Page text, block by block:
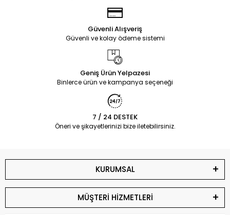
Güvenli Alışveriş
Güvenli ve kolay ödeme sistemi
Geniş Ürün Yelpazesi
Binlerce ürün ve kampanya seçeneği
7 / 24 DESTEK
Öneri ve şikayetlerinizi bize iletebilirsiniz.
KURUMSAL
MÜŞTERİ HİZMETLERİ